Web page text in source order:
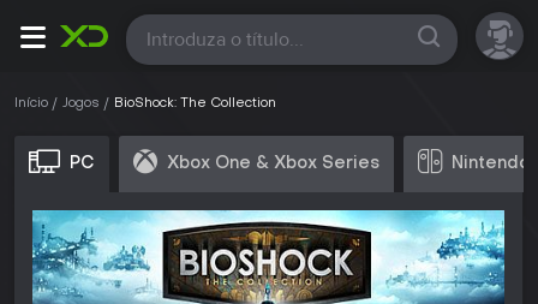
Todas
Início Jogos BioShock: The Collection
PC Xbox One & Xbox Series Nintendo